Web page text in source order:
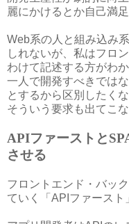
麗にかけるとか自己満
Web系の人と組み込み
しれないが、私はフロ
わけて記述する方がわ
一人で開発すべきでは
とするから区別したく
そういう要求も出てこ
APIファーストと
させる
フロントエンド・バッ
ていく「APIファースト